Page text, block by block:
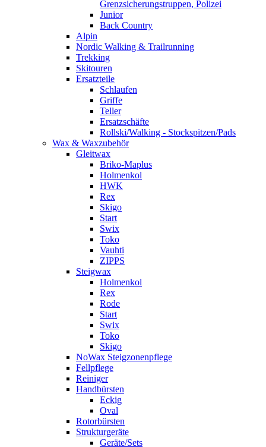
Grenzsicherungstruppen, Polizei
Junior
Back Country
Alpin
Nordic Walking & Trailrunning
Trekking
Skitouren
Ersatzteile
Schlaufen
Griffe
Teller
Ersatzschäfte
Rollski/Walking - Stockspitzen/Pads
Wax & Waxzubehör
Gleitwax
Briko-Maplus
Holmenkol
HWK
Rex
Skigo
Start
Swix
Toko
Vauhti
ZIPPS
Steigwax
Holmenkol
Rex
Rode
Start
Swix
Toko
Skigo
NoWax Steigzonenpflege
Fellpflege
Reiniger
Handbürsten
Eckig
Oval
Rotorbürsten
Strukturgeräte
Geräte/Sets